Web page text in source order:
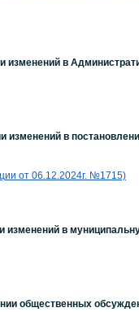
изменений в
в
от 06.12.2024г. №1715)
изменений в
общественных